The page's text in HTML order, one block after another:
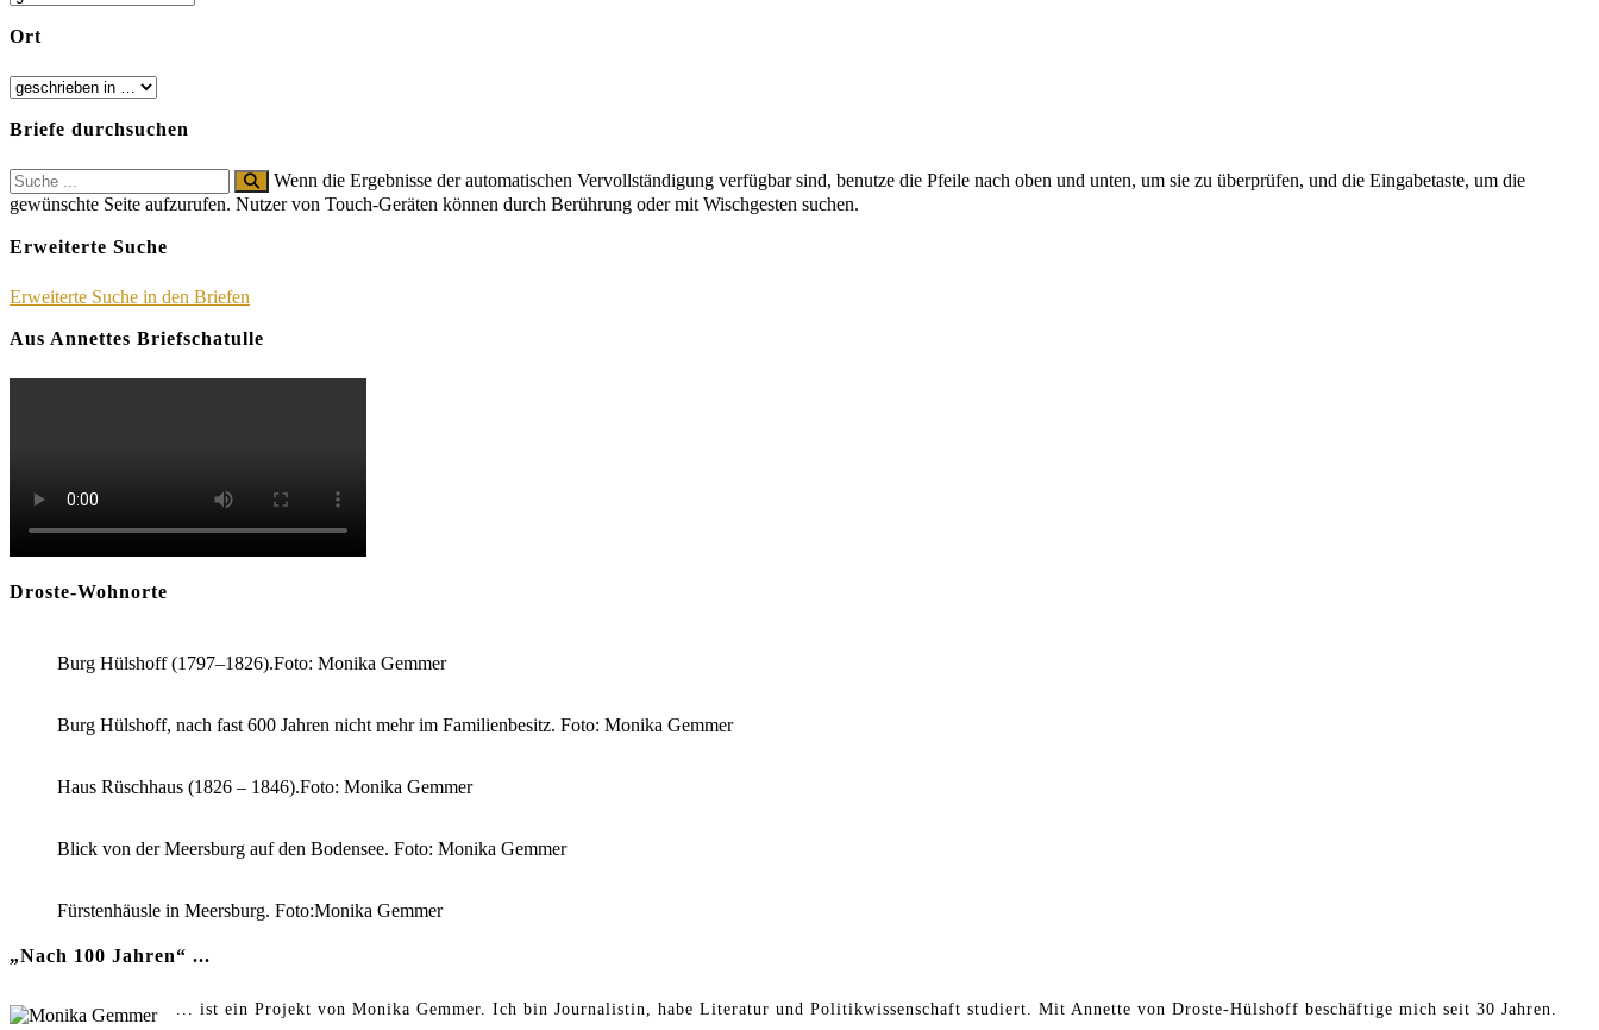
Ort
Briefe durchsuchen
Search
for:
Wenn die Ergebnisse der automatischen Vervollständigung verfügbar sind, benutze die Pfeile nach oben und unten, um sie zu überprüfen, und die Eingabetaste, um die
gewünschte Seite aufzurufen. Nutzer von Touch-Geräten können durch Berührung oder mit Wischgesten suchen.
Erweiterte Suche
Erweiterte Suche in den Briefen
Aus Annettes Briefschatulle
Droste-Wohnorte
Burg Hülshoff (1797–1826).Foto: Monika Gemmer
Burg Hülshoff, nach fast 600 Jahren nicht mehr im Familienbesitz. Foto: Monika Gemmer
Haus Rüschhaus (1826 – 1846).Foto: Monika Gemmer
Blick von der Meersburg auf den Bodensee. Foto: Monika Gemmer
Fürstenhäusle in Meersburg. Foto:Monika Gemmer
„Nach 100 Jahren“ ...
... ist ein Projekt von Monika Gemmer. Ich bin Journalistin, habe Literatur und Politikwissenschaft studiert. Mit Annette von Droste-Hülshoff beschäftige mich seit 30 Jahren.